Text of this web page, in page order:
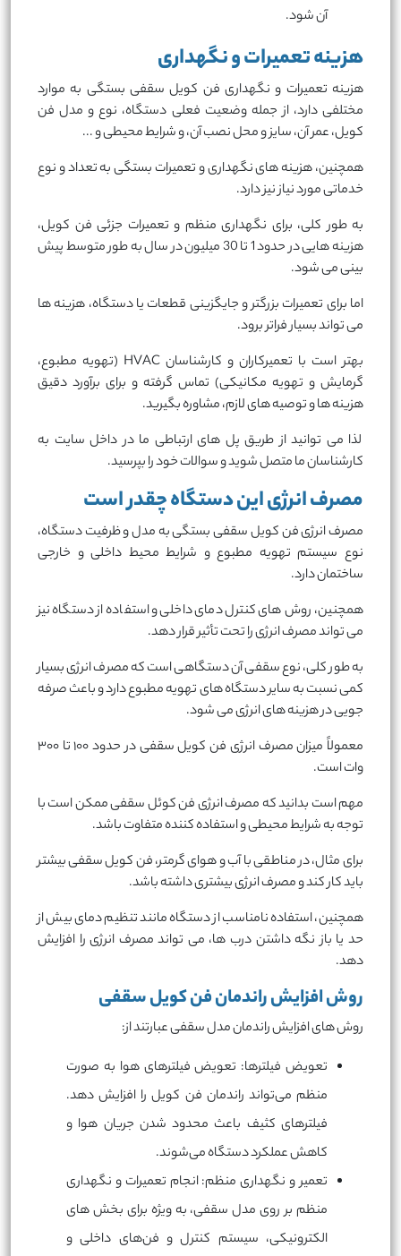
آن شود.
هزینه تعمیرات و نگهداری
هزینه تعمیرات و نگهداری فن کویل سقفی بستگی به موارد
مختلفی دارد، از جمله وضعیت فعلی دستگاه، نوع و مدل فن
کویل، عمر آن، سایز و محل نصب آن، و شرایط محیطی و ...
همچنین، هزینه های نگهداری و تعمیرات بستگی به تعداد و نوع
خدماتی مورد نیاز نیز دارد.
به طور کلی، برای نگهداری منظم و تعمیرات جزئی فن کویل،
هزینه هایی در حدود 1 تا 30 میلیون در سال به طور متوسط پیش
بینی می شود.
اما برای تعمیرات بزرگتر و جایگزینی قطعات یا دستگاه، هزینه ها
می تواند بسیار فراتر برود.
بهتر است با تعمیرکاران و کارشناسان HVAC (تهویه مطبوع،
گرمایش و تهویه مکانیکی) تماس گرفته و برای برآورد دقیق
هزینه ها و توصیه های لازم، مشاوره بگیرید.
لذا می توانید از طریق پل های ارتباطی ما در داخل سایت به
کارشناسان ما متصل شوید و سوالات خود را بپرسید.
مصرف انرژی این دستگاه چقدر است
مصرف انرژی فن کویل سقفی بستگی به مدل و ظرفیت دستگاه،
نوع سیستم تهویه مطبوع و شرایط محیط داخلی و خارجی
ساختمان دارد.
همچنین، روش های کنترل دمای داخلی و استفاده از دستگاه نیز
می تواند مصرف انرژی را تحت تأثیر قرار دهد.
به طور کلی، نوع سقفی آن دستگاهی است که مصرف انرژی بسیار
کمی نسبت به سایر دستگاه های تهویه مطبوع دارد و باعث صرفه
جویی در هزینه های انرژی می شود.
معمولاً میزان مصرف انرژی فن کویل سقفی در حدود ۱۰۰ تا ۳۰۰
وات است.
مهم است بدانید که مصرف انرژی فن کوئل سقفی ممکن است با
توجه به شرایط محیطی و استفاده کننده متفاوت باشد.
برای مثال، در مناطقی با آب و هوای گرمتر، فن کویل سقفی بیشتر
باید کار کند و مصرف انرژی بیشتری داشته باشد.
همچنین، استفاده نامناسب از دستگاه مانند تنظیم دمای بیش از
حد یا باز نگه داشتن درب ها، می تواند مصرف انرژی را افزایش
دهد.
روش افزایش راندمان فن کویل سقفی
روش های افزایش راندمان مدل سقفی عبارتند از:
تعویض فیلترها: تعویض فیلترهای هوا به صورت
منظم می‌تواند راندمان فن کویل را افزایش دهد.
فیلترهای کثیف باعث محدود شدن جریان هوا و
کاهش عملکرد دستگاه می‌شوند.
تعمیر و نگهداری منظم: انجام تعمیرات و نگهداری
منظم بر روی مدل سقفی، به ویژه برای بخش های
الکترونیکی، سیستم کنترل و فن‌های داخلی و